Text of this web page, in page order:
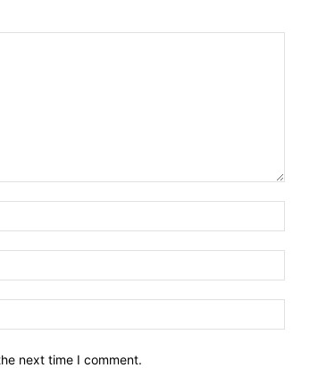
next time I comment.